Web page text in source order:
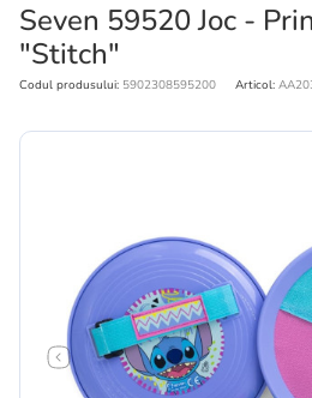
Seven 59520 Joc -
"Stitch"
Codul produsului: 5902308595200 Articol: